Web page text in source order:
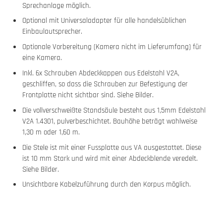
Sprechanlage möglich.
Optional mit Universaladapter für alle handelsüblichen
Einbaulautsprecher.
Optionale Vorbereitung (Kamera nicht im Lieferumfang) für
eine Kamera.
Inkl. 6x Schrauben Abdeckkappen aus Edelstahl V2A,
geschliffen, so dass die Schrauben zur Befestigung der
Frontplatte nicht sichtbar sind. Siehe Bilder.
Die vollverschweißte Standsäule besteht aus 1,5mm Edelstahl
V2A 1.4301, pulverbeschichtet. Bauhöhe beträgt wahlweise
1,30 m oder 1,60 m.
Die Stele ist mit einer Fussplatte aus VA ausgestattet. Diese
ist 10 mm Stark und wird mit einer Abdeckblende veredelt.
Siehe Bilder.
Unsichtbare Kabelzuführung durch den Korpus möglich.